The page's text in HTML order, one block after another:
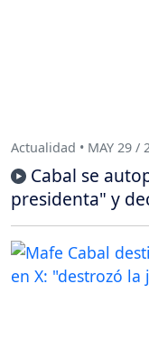
Actualidad • MAY 29 /
Cabal se
presidenta" y